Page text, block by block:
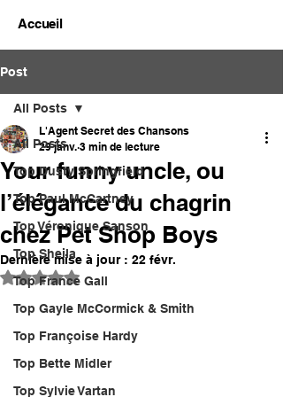
Accueil
Post
All Posts
Top Dusty Springfield
Top Paul McCartney
Top Véronique Sanson
Top Sheila
Top France Gall
Top Gayle McCormick & Smith
Top Françoise Hardy
Top Bette Midler
Top Sylvie Vartan
All Posts
Your funny uncle, ou
l’élégance du chagrin
chez Pet Shop Boys
L'Agent Secret des Chansons
29 janv. 3 min de lecture
Dernière mise à jour : 22 févr.
Noté NaN étoiles sur 5.